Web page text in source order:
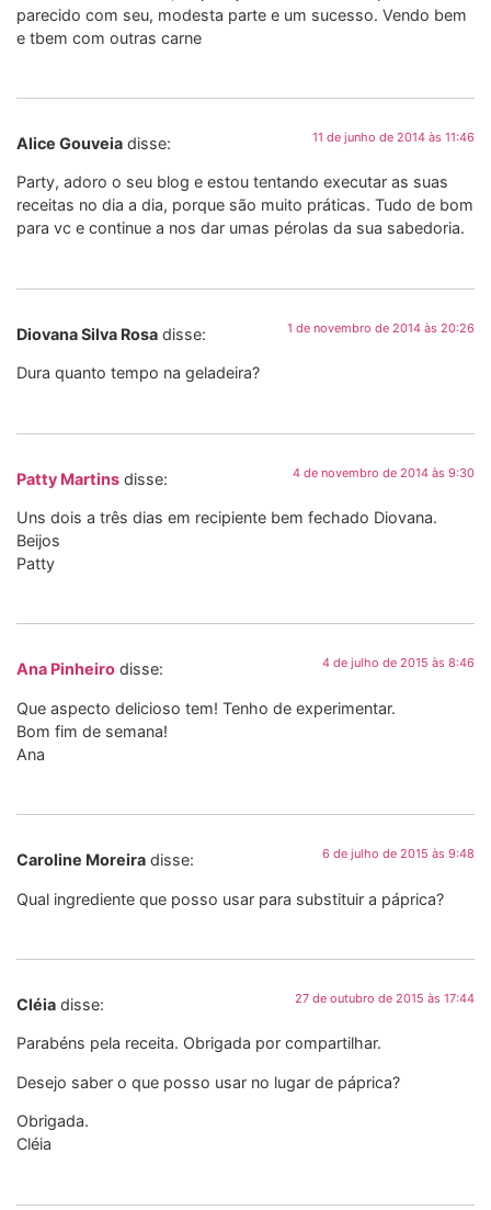
parecido com seu, modesta parte e um sucesso. Vendo bem
e tbem com outras carne
Alice Gouveia disse: 11 de junho de 2014 às 11:46
Party, adoro o seu blog e estou tentando executar as suas
receitas no dia a dia, porque são muito práticas. Tudo de bom
para vc e continue a nos dar umas pérolas da sua sabedoria.
Diovana Silva Rosa disse: 1 de novembro de 2014 às 20:26
Dura quanto tempo na geladeira?
Patty Martins disse: 4 de novembro de 2014 às 9:30
Uns dois a três dias em recipiente bem fechado Diovana.
Beijos
Patty
Ana Pinheiro disse: 4 de julho de 2015 às 8:46
Que aspecto delicioso tem! Tenho de experimentar.
Bom fim de semana!
Ana
Caroline Moreira disse: 6 de julho de 2015 às 9:48
Qual ingrediente que posso usar para substituir a páprica?
Cléia disse: 27 de outubro de 2015 às 17:44
Parabéns pela receita. Obrigada por compartilhar.
Desejo saber o que posso usar no lugar de páprica?
Obrigada.
Cléia